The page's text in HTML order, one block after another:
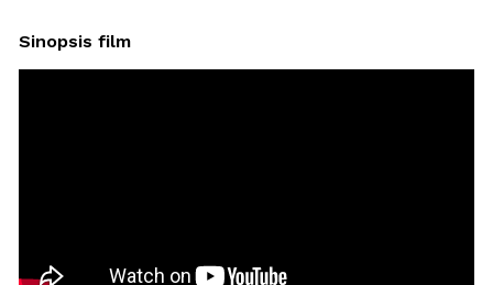
Sinopsis film